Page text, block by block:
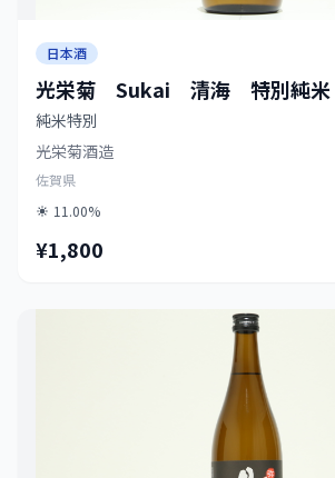
日本酒
光栄菊 Sukai 清海 特別純米
純米特別
光栄菊酒造
佐賀県
11.00%
¥1,800